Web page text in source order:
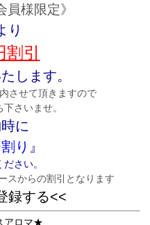
員様限定》
り
割引
します。
させて頂きますので
さいませ。
に
り 』
さい。
スからの割引となります
録する<<
アロマ★